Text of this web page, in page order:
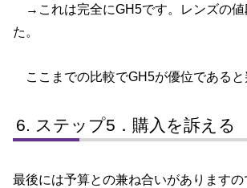
→これは完全にGH5です。レンズの値
た。
ここまでの比較でGH5が優位であると
ステップ5．購入を訴える
最後には予算との兼ね合いがありますの